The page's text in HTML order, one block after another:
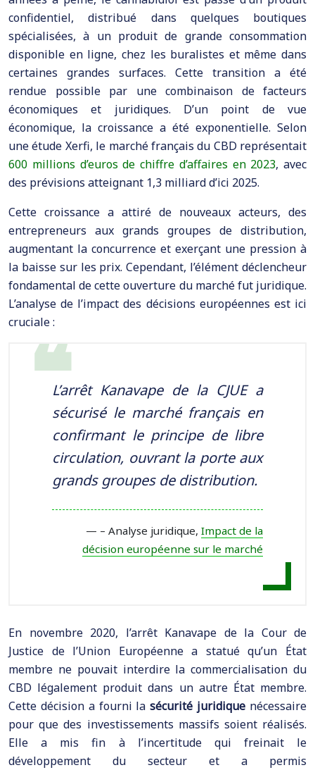
confidentiel, distribué dans quelques boutiques
spécialisées, à un produit de grande consommation
disponible en ligne, chez les buralistes et même dans
certaines grandes surfaces. Cette transition a été
rendue possible par une combinaison de facteurs
économiques et juridiques. D’un point de vue
économique, la croissance a été exponentielle. Selon
une étude Xerfi, le marché français du CBD représentait
600 millions d’euros de chiffre d’affaires en 2023, avec
des prévisions atteignant 1,3 milliard d’ici 2025.
Cette croissance a attiré de nouveaux acteurs, des
entrepreneurs aux grands groupes de distribution,
augmentant la concurrence et exerçant une pression à
la baisse sur les prix. Cependant, l’élément déclencheur
fondamental de cette ouverture du marché fut juridique.
L’analyse de l’impact des décisions européennes est ici
cruciale :
L’arrêt Kanavape de la CJUE a
sécurisé le marché français en
confirmant le principe de libre
circulation, ouvrant la porte aux
grands groupes de distribution.
– Analyse juridique, Impact de la
décision européenne sur le marché
En novembre 2020, l’arrêt Kanavape de la Cour de
Justice de l’Union Européenne a statué qu’un État
membre ne pouvait interdire la commercialisation du
CBD légalement produit dans un autre État membre.
Cette décision a fourni lasécurité juridique nécessaire
pour que des investissements massifs soient réalisés.
Elle a mis fin à l’incertitude qui freinait le
développement du secteur et a permis